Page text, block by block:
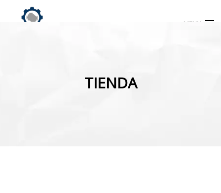
MENU
TIENDA